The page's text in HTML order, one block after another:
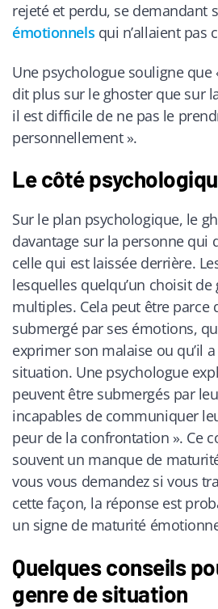
rejeté et perdu, se demandant
émotionnels qui n’allaient pas
Une psychologue souligne que
dit plus sur le ghoster que sur
il est difficile de ne pas le
personnellement ».
Le côté
Sur le plan psychologique, le
davantage sur la personne qui
celle qui est laissée derrière.
lesquelles quelqu’un choisit
multiples. Cela peut être parce
submergé par ses émotions,
exprimer son malaise ou qu’il
situation. Une psychologue
peuvent être submergés par
incapables de communiquer
peur de la confrontation ». Ce
souvent un manque de
vous vous demandez si vous
cette façon, la réponse est
un signe de maturité
Quelques conseils
genre de situation